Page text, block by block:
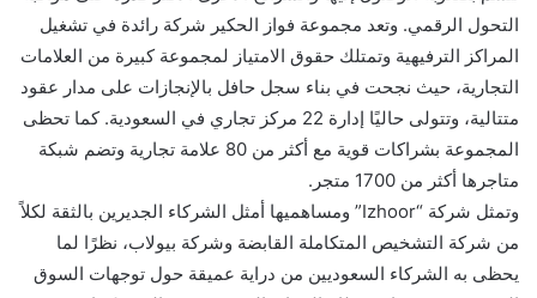
التحول الرقمي. وتعد مجموعة فواز الحكير شركة رائدة في تشغيل
المراكز الترفيهية وتمتلك حقوق الامتياز لمجموعة كبيرة من العلامات
التجارية، حيث نجحت في بناء سجل حافل بالإنجازات على مدار عقود
متتالية، وتتولى حاليًا إدارة 22 مركز تجاري في السعودية. كما تحظى
المجموعة بشراكات قوية مع أكثر من 80 علامة تجارية وتضم شبكة
متاجرها أكثر من 1700 متجر.
وتمثل شركة “Izhoor” ومساهميها أمثل الشركاء الجديرين بالثقة لكلاً
من شركة التشخيص المتكاملة القابضة وشركة بيولاب، نظرًا لما
يحظى به الشركاء السعوديين من دراية عميقة حول توجهات السوق